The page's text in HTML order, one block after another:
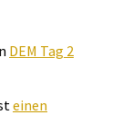
DEM Tag 2
einen